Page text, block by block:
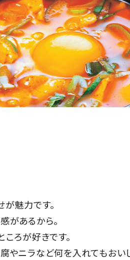
魅力です。
があるから。
ろが好きです。
やニラなど何を入れてもおい